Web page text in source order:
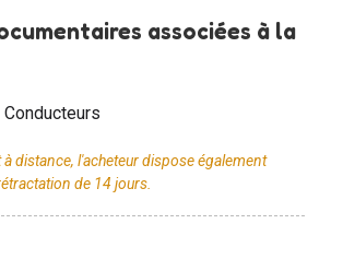
associées à la
à distance, l'acheteur dispose également